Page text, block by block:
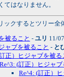
てはなりません。
ックするとツリー全
被ること - ユリ 11/
ャブを被ること - と
正）ヒジャブを被る
Re^3: (訂正）ヒジャブ
Re^4: (訂正）